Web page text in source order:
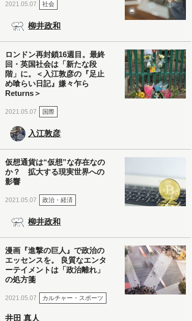
2021.05.07 社会
柳井政和
ロンドン再封鎖16週目。最終
回・英国社会は「新たな段
階」に。＜入江敦彦の『足止
め喰らい日記』嫌々乍ら
Returns＞
2021.05.07 国際
入江敦彦
仮想通貨は“仮想”な存在なの
か？ 拡大する現実世界への
影響
2021.05.07 政治・経済
柳井政和
漫画『進撃の巨人』で政治の
エッセンスを。 良質なエンタ
ーテイメントは「政治離れ」
の処方箋
2021.05.07 カルチャー・スポーツ
井田 真人